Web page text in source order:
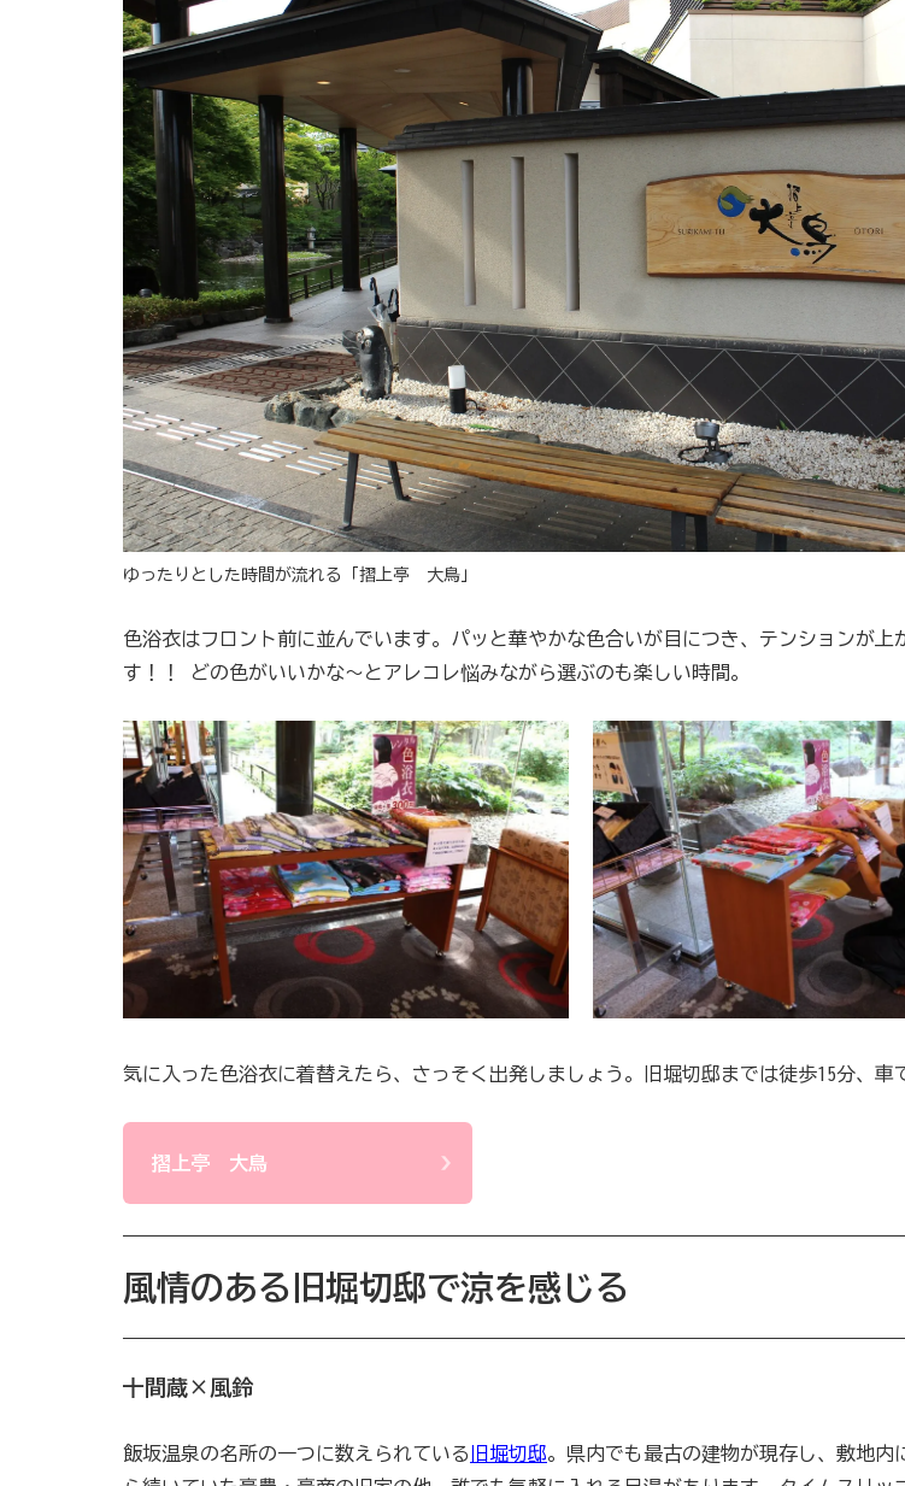
ゆったりとした時間が流れる「摺上亭 大鳥」
色浴衣はフロント前に並んでいます。パッと華やかな色合いが目につき、テンションが上
す！！ どの色がいいかな～とアレコレ悩みながら選ぶのも楽しい時間。
気に入った色浴衣に着替えたら、さっそく出発しましょう。旧堀切邸までは徒歩15分、車
摺上亭 大鳥
風情のある旧堀切邸で涼を感じる
十間蔵×風鈴
飯坂温泉の名所の一つに数えられている 旧堀切邸。県内でも最古の建物が現存し、敷地内